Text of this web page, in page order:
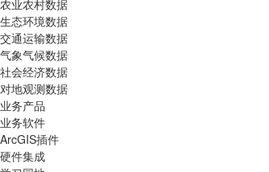
农业农村数据
生态环境数据
交通运输数据
气象气候数据
社会经济数据
对地观测数据
业务产品
业务软件
ArcGIS插件
硬件集成